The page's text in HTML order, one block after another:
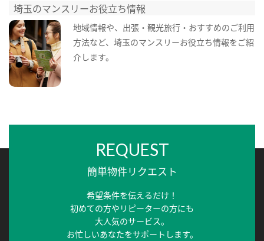
埼玉のマンスリーお役立ち情報
地域情報や、出張・観光旅行・おすすめのご利用
方法など、埼玉のマンスリーお役立ち情報をご紹
介します。
REQUEST
簡単物件リクエスト
希望条件を伝えるだけ！
初めての方やリピーターの方にも
大人気のサービス。
お忙しいあなたをサポートします。